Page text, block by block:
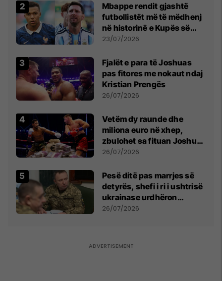
Mbappe rendit gjashtë
futbollistët më të mëdhenj
në historinë e Kupës së
Botës, Messi mbetet i dyti
23/07/2026
Fjalët e para të Joshuas
pas fitores me nokaut ndaj
Kristian Prengës
26/07/2026
Vetëm dy raunde dhe
miliona euro në xhep,
zbulohet sa fituan Joshua
e Prenga
26/07/2026
Pesë ditë pas marrjes së
detyrës, shefi i ri i ushtrisë
ukrainase urdhëron
kontroll të madh
26/07/2026